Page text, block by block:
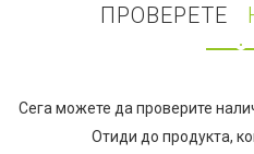
ПРОВЕРЕТЕ
Сега можете да проверите
Отиди до продукта,